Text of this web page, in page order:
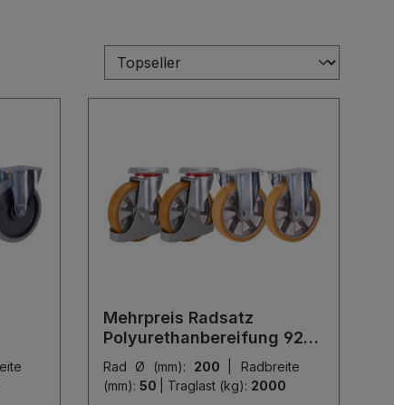
Mehrpreis Radsatz
Polyurethanbereifung 92°
Shore A
Rad Ø (mm): 200
Radbreite
(mm):50 Traglast (kg): 2000